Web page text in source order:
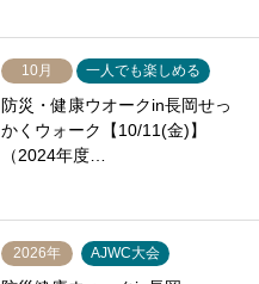
10月 一人でも楽しめる
防災・健康ウオークin長岡せっ
かくウォーク【10/11(金)】
（2024年度…
2026年 AJWC大会